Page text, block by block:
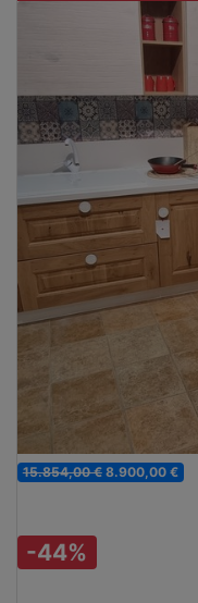
15.854,00 €8.900,00 €
-44%